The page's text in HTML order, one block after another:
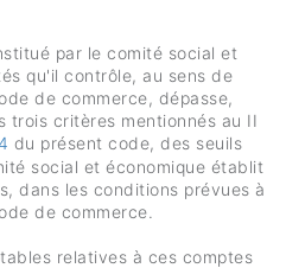
par le comité social et
qu'il contrôle, au sens de
de commerce, dépasse,
trois critères mentionnés au II
du présent code, des seuils
social et économique établit
dans les conditions prévues à
de commerce.
relatives à ces comptes